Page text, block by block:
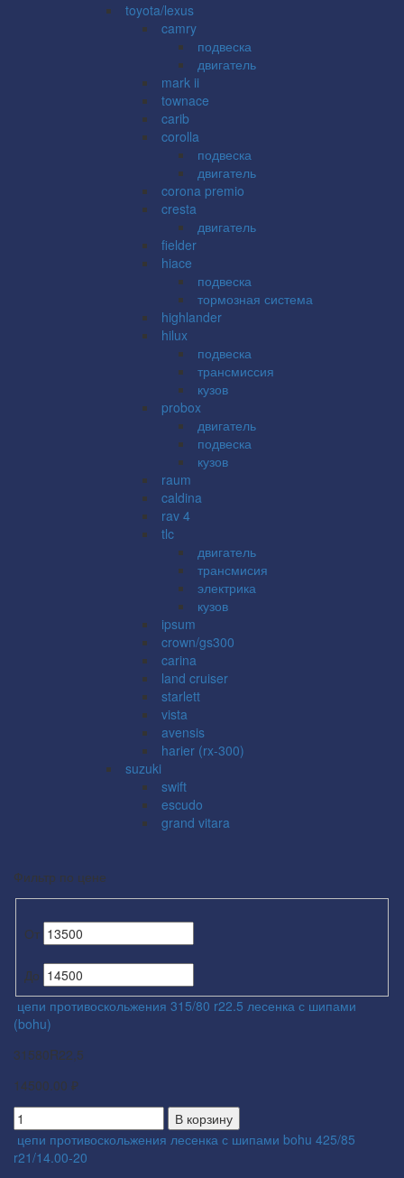
toyota/lexus
camry
подвеска
двигатель
mark ii
townace
carib
corolla
подвеска
двигатель
corona premio
cresta
двигатель
fielder
hiace
подвеска
тормозная система
highlander
hilux
подвеска
трансмиссия
кузов
probox
двигатель
подвеска
кузов
raum
caldina
rav 4
tlc
двигатель
трансмисия
электрика
кузов
ipsum
crown/gs300
carina
land cruiser
starlett
vista
avensis
harier (rx-300)
suzuki
swift
escudo
grand vitara
Фильтр по цене
От
До
цепи противоскольжения 315/80 r22.5 лесенка с шипами
(bohu)
31580R22,5
14500.00 ₽
В корзину
цепи противоскольжения лесенка с шипами bohu 425/85
r21/14.00-20